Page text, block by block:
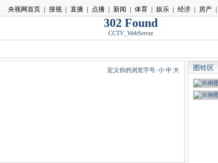
央视网首页 | 搜视 | 直播 | 点播 | 新闻 | 体育 | 娱乐 | 经济 | 房产 |
302 Found
CCTV_WebServer
定义你的浏览字号: 小 中 大 图铃区